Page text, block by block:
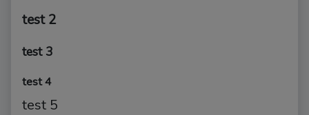
test 2
test 3
test 4
test 5